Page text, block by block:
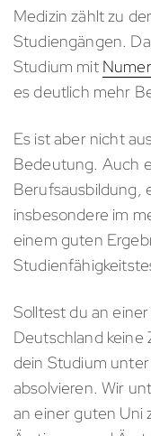
Medizin zählt zu
Studiengängen.
Studium mit
es deutlich mehr
Es ist aber nicht
Bedeutung. Auch
Berufsausbildung,
insbesondere im
einem guten
Solltest du an
Deutschland keine
dein Studium
absolvieren. Wir
an einer guten Uni